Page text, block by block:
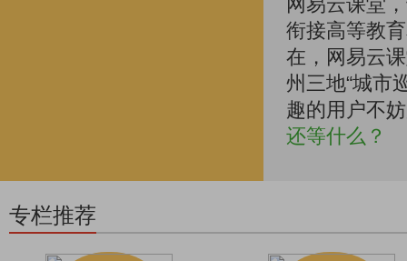
衔接高等教
在，网易云
州三地“城市
趣的用户不
还等什么？
专栏推荐